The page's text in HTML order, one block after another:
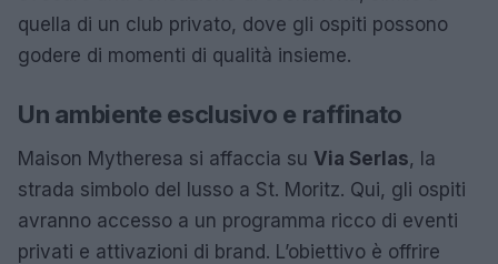
quella di un club privato, dove gli ospiti possono
godere di momenti di qualità insieme.
Un ambiente esclusivo e raffinato
Maison Mytheresa si affaccia su Via Serlas, la
strada simbolo del lusso a St. Moritz. Qui, gli ospiti
avranno accesso a un programma ricco di eventi
privati e attivazioni di brand. L’obiettivo è offrire